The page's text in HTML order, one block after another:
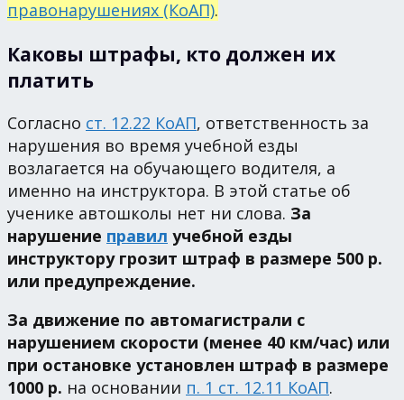
правонарушениях (КоАП).
Каковы штрафы, кто должен их
платить
Согласно ст. 12.22 КоАП, ответственность за
нарушения во время учебной езды
возлагается на обучающего водителя, а
именно на инструктора. В этой статье об
ученике автошколы нет ни слова. За
нарушение правил учебной езды
инструктору грозит штраф в размере 500 р.
или предупреждение.
За движение по автомагистрали с
нарушением скорости (менее 40 км/час) или
при остановке установлен штраф в размере
1000 р. на основании п. 1 ст. 12.11 КоАП.